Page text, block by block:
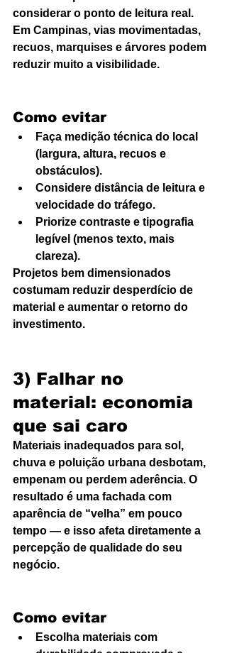
considerar o ponto de leitura real.
Em Campinas, vias movimentadas,
recuos, marquises e árvores podem
reduzir muito a visibilidade.
Como evitar
Faça medição técnica do local
(largura, altura, recuos e
obstáculos).
Considere distância de leitura e
velocidade do tráfego.
Priorize contraste e tipografia
legível (menos texto, mais
clareza).
Projetos bem dimensionados
costumam reduzir desperdício de
material e aumentar o retorno do
investimento.
3) Falhar no
material: economia
que sai caro
Materiais inadequados para sol,
chuva e poluição urbana desbotam,
empenam ou perdem aderência. O
resultado é uma fachada com
aparência de “velha” em pouco
tempo — e isso afeta diretamente a
percepção de qualidade do seu
negócio.
Como evitar
Escolha materiais com